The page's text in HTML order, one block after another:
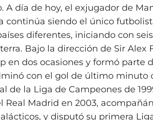
A día de hoy, el exjugador de
continúa siendo el único
diferentes, iniciando con
Bajo la dirección de Sir Alex
en dos ocasiones y formó parte
con el gol de último minuto
de la Liga de Campeones de
Real Madrid en 2003,
y disputó su primera